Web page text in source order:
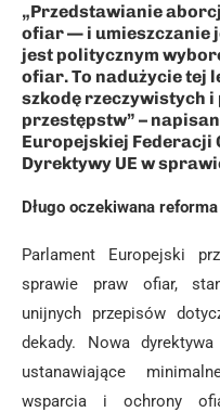
„Przedstawianie
ofiar — i umieszczanie
jest politycznym
ofiar. To nadużycie tej
szkodę rzeczywistych
przestępstw” –
Europejskiej Federacji
Dyrektywy UE w
Długo oczekiwana
Parlament Europejski
sprawie praw ofiar,
unijnych przepisów
dekady. Nowa
ustanawiające
wsparcia i ochrony